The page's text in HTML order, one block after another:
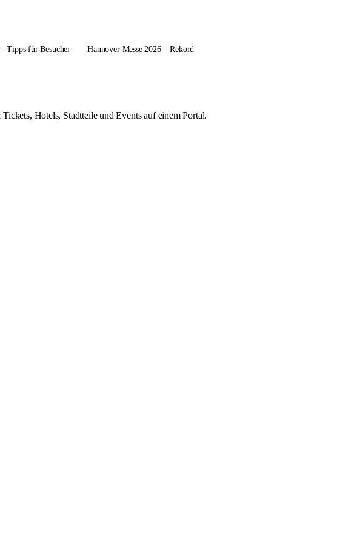
Tipps für Besucher Hannover Messe 2026 – Rekord
Hotels, Stadtteile und Events auf einem Portal.